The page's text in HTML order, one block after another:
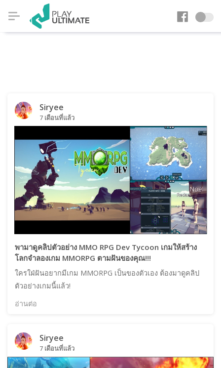
Siryee
7 เดือนที่แล้ว
พามาดูคลิปตัวอย่าง MMO RPG Dev Tycoon เกมให้สร้าง
โลกจำลองเกม MMORPG ตามฝันของคุณ!!!
ใครใฝ่ฝันอยากมีเกม MMORPG เป็นของตัวเอง ต้องมาดูคลิป
ตัวอย่างเกมนี้แล้ว!
อ่านต่อ
Siryee
7 เดือนที่แล้ว